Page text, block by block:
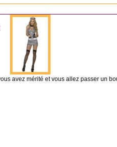
DÉGUISEMENT
avez mérité et vous allez passer un